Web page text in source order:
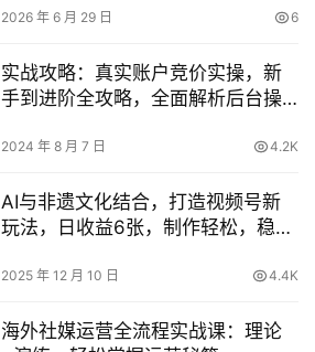
2026 年 6 月 29 日 6
实战攻略：真实账户竞价实操，新
手到进阶全攻略，全面解析后台操
2024 年 8 月 7 日 4.2K
AI与非遗文化结合，打造视频号新
玩法，日收益6张，制作轻松，稳定
2025 年 12 月 10 日 4.4K
海外社媒运营全流程实战课：理论